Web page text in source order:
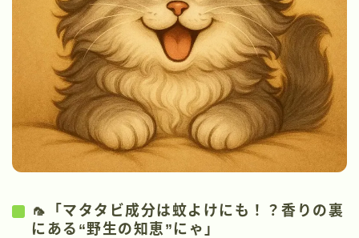
🦟「マタタビ成分は蚊よけにも！？香りの裏
にある“野生の知恵”にゃ」